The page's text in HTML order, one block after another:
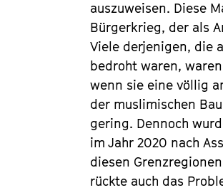
auszuweisen. Diese
Bürgerkrieg, der als
Viele derjenigen, die
bedroht waren,
wenn sie eine völlig
der muslimischen
gering. Dennoch
im Jahr 2020 nach
diesen
rückte auch das